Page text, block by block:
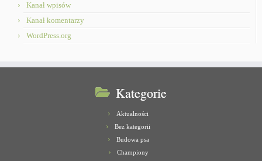
Kanał wpisów
Kanał komentarzy
WordPress.org
Kategorie
Aktualności
Bez kategorii
Budowa psa
Championy